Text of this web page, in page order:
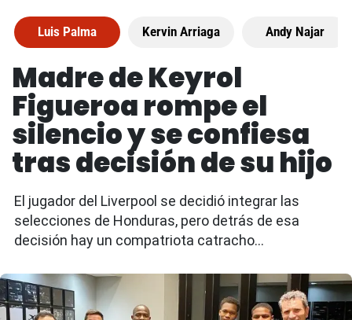
Luis Palma Kervin Arriaga Andy Najar
Madre de Keyrol
Figueroa rompe el
silencio y se confiesa
tras decisión de su hijo
El jugador del Liverpool se decidió integrar las
selecciones de Honduras, pero detrás de esa
decisión hay un compatriota catracho...